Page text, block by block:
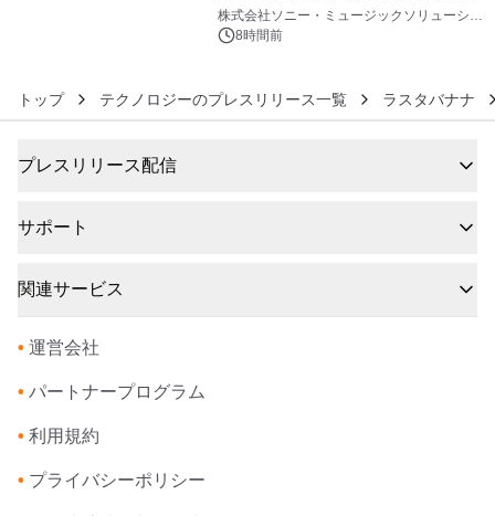
開始
株式会社ソニー・ミュージックソリューショ
ンズ8時間前
トップ テクノロジーのプレスリリース一覧 ラスタバナナ
プレスリリース配信
サポート
関連サービス
• 運営会社
• パートナープログラム
• 利用規約
• プライバシーポリシー